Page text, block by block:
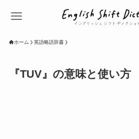
ホーム 英語略語辞書
『TUV』の意味と使い方